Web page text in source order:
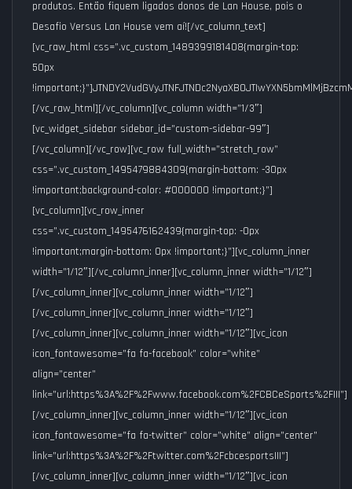
produtos. Então fiquem ligados donos de Lan House, pois o
Desafio Versus Lan House vem aí![/vc_column_text]
[vc_raw_html css=”.vc_custom_1489399181408{margin-top:
50px
[/vc_raw_html][/vc_column][vc_column width=”1/3″]
[vc_widget_sidebar sidebar_id=”custom-sidebar-99″]
[/vc_column][/vc_row][vc_row full_width=”stretch_row”
css=”.vc_custom_1495479884309{margin-bottom: -30px
!important;background-color: #000000 !important;}”]
[vc_column][vc_row_inner
css=”.vc_custom_1495476162439{margin-top: -0px
!important;margin-bottom: 0px !important;}”][vc_column_inner
width=”1/12″][/vc_column_inner][vc_column_inner width=”1/12″]
[/vc_column_inner][vc_column_inner width=”1/12″]
[/vc_column_inner][vc_column_inner width=”1/12″]
[/vc_column_inner][vc_column_inner width=”1/12″][vc_icon
icon_fontawesome=”fa fa-facebook” color=”white”
align=”center”
link=”url:https%3A%2F%2Fwww.facebook.com%2FCBCeSports%2F|||”]
[/vc_column_inner][vc_column_inner width=”1/12″][vc_icon
icon_fontawesome=”fa fa-twitter” color=”white” align=”center”
link=”url:https%3A%2F%2Ftwitter.com%2Fcbcesports|||”]
[/vc_column_inner][vc_column_inner width=”1/12″][vc_icon